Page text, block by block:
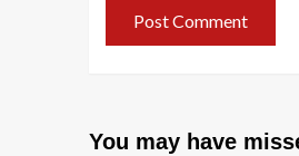
You may have